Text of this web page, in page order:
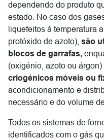
dependendo do produto
estado. No caso dos
liquefeitos à temperatura
protóxido de azoto), são
blocos de garrafas,
(oxigénio, azoto ou
criogénicos móveis ou
acondicionamento e
necessário e do volume
Todos os sistemas de
identificados com o gás